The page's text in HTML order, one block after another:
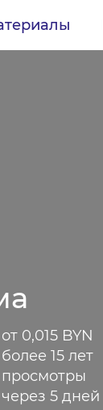
от 0,015 BYN
более 15 лет
просмотры
через 5 дней